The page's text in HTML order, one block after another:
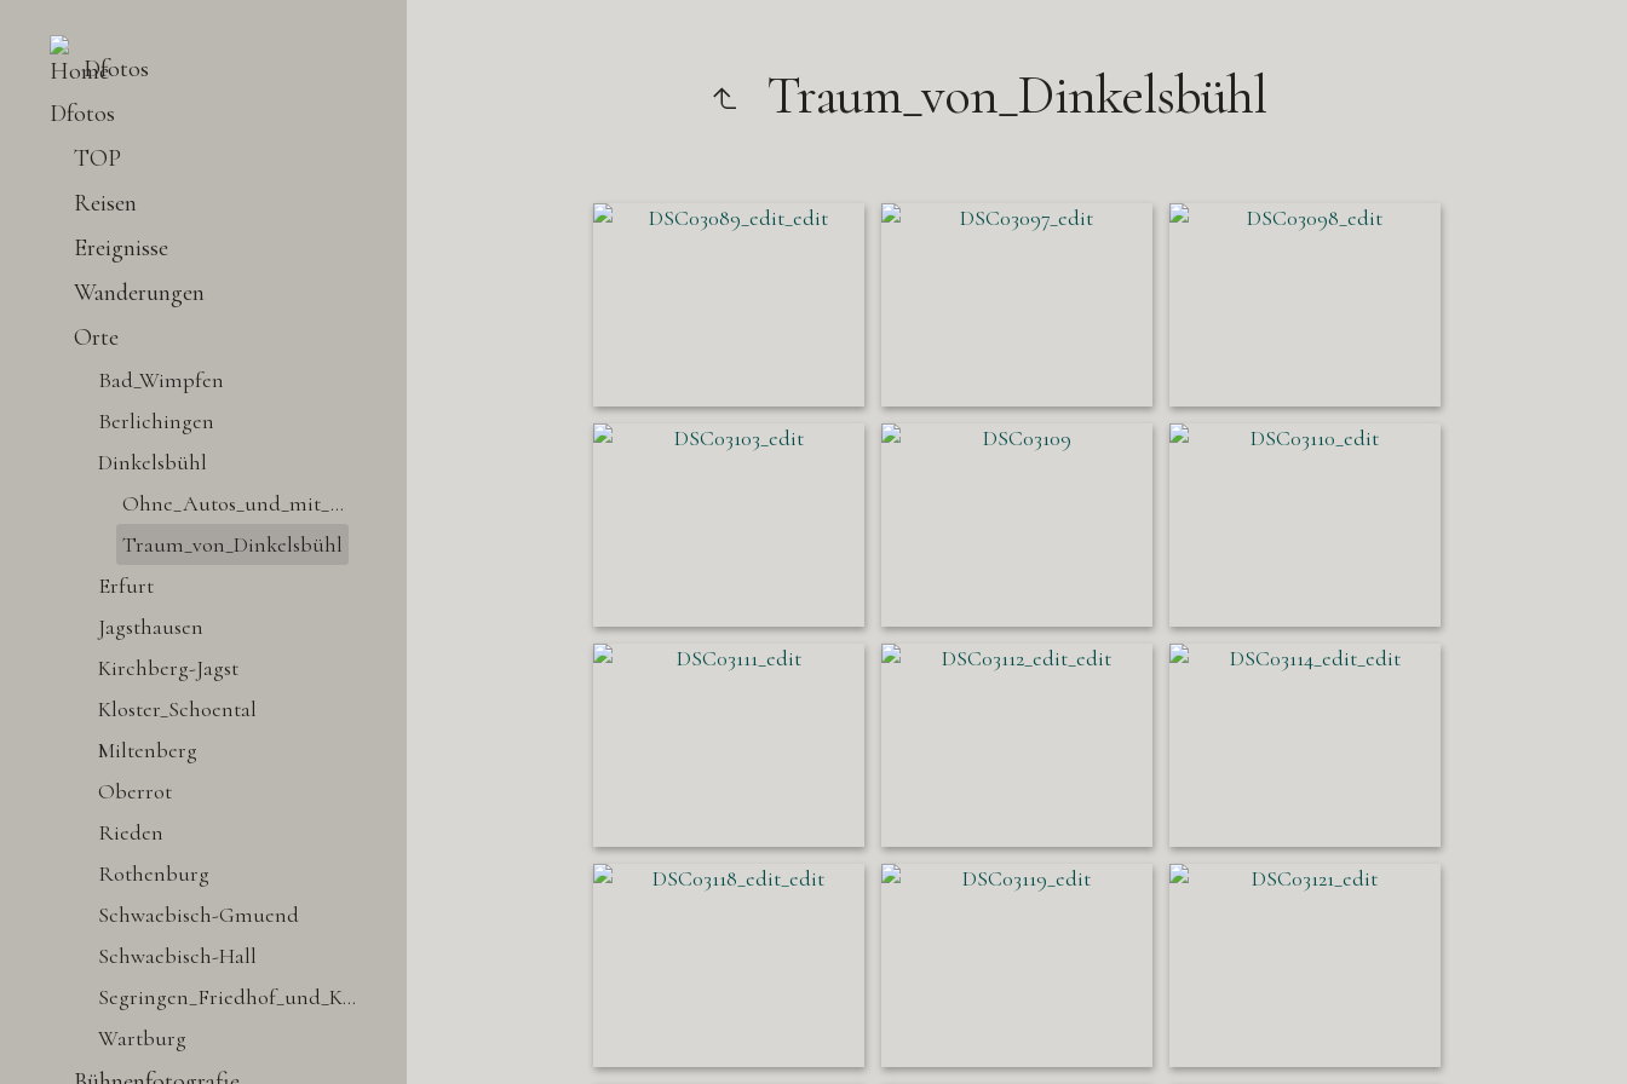
Dfotos
Dfotos
TOP
Reisen
Ereignisse
Wanderungen
Orte
Bad_Wimpfen
Berlichingen
Dinkelsbühl
Ohne_Autos_und_mit_Autos
Traum_von_Dinkelsbühl
Erfurt
Jagsthausen
Kirchberg-Jagst
Kloster_Schoental
Miltenberg
Oberrot
Rieden
Rothenburg
Schwaebisch-Gmuend
Schwaebisch-Hall
Segringen_Friedhof_und_Kirche
Wartburg
Traum_von_Dinkelsbühl